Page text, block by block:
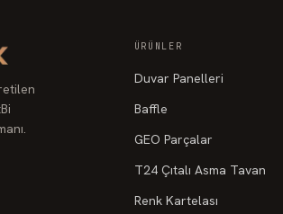
ÜRÜNLER
Duvar Panelleri
Baffle
GEO Parçalar
T24 Çıtalı Asma Tavan
Renk Kartelası